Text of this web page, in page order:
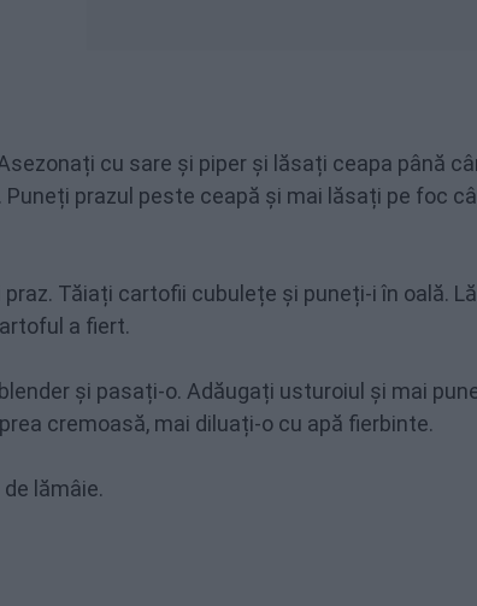
cu sare și piper și lăsați ceapa până
prazul peste ceapă și mai lăsați pe foc
Tăiați cartofii cubulețe și puneți-i în oală.
a fiert.
și pasați-o. Adăugați usturoiul și mai
cremoasă, mai diluați-o cu apă fierbinte.
lămâie.